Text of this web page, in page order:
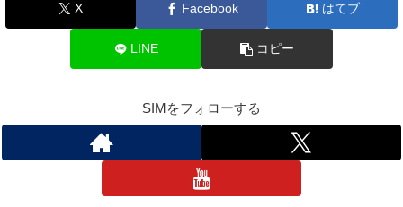
X Facebook はてブ
LINE コピー
SIMをフォローする